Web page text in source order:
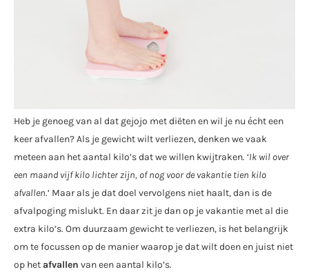
Heb je genoeg van al dat gejojo met diëten en wil je nu écht een
keer afvallen? Als je gewicht wilt verliezen, denken we vaak
meteen aan het aantal kilo’s dat we willen kwijtraken. ‘Ik wil over
een maand vijf kilo lichter zijn, of nog voor de vakantie tien kilo
afvallen.’ Maar als je dat doel vervolgens niet haalt, dan is de
afvalpoging mislukt. En daar zit je dan op je vakantie met al die
extra kilo’s. Om duurzaam gewicht te verliezen, is het belangrijk
om te focussen op de manier waarop je dat wilt doen en juist niet
op hetafvallen van een aantal kilo’s.